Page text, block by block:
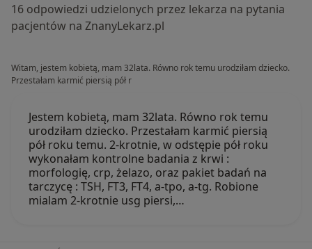
16 odpowiedzi udzielonych przez lekarza na pytania
pacjentów na ZnanyLekarz.pl
Witam, jestem kobietą, mam 32lata. Równo rok temu urodziłam dziecko.
Przestałam karmić piersią pół r
Jestem kobietą, mam 32lata. Równo rok temu
urodziłam dziecko. Przestałam karmić piersią
pół roku temu. 2-krotnie, w odstępie pół roku
wykonałam kontrolne badania z krwi :
morfologię, crp, żelazo, oraz pakiet badań na
tarczycę : TSH, FT3, FT4, a-tpo, a-tg. Robione
mialam 2-krotnie usg piersi,…